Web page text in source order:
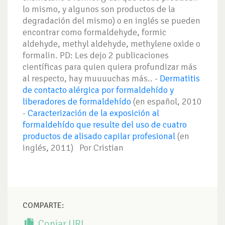
lo mismo, y algunos son productos de la
degradación del mismo) o en inglés se pueden
encontrar como formaldehyde, formic
aldehyde, methyl aldehyde, methylene oxide o
formalin. PD: Les dejo 2 publicaciones
científicas para quien quiera profundizar más
al respecto, hay muuuuchas más.. - Dermatitis
de contacto alérgica por formaldehído y
liberadores de formaldehído (en español, 2010
- Caracterización de la exposición al
formaldehído que resulte del uso de cuatro
productos de alisado capilar profesional(en
inglés, 2011) Por Cristian
COMPARTE: